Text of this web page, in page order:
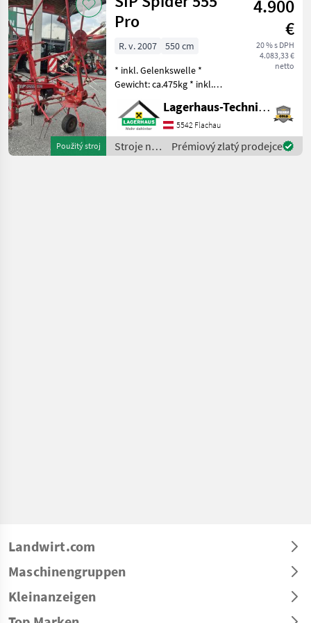
objemových
krmív /
Krone
Použitý stroj
Pro
4.900
€
20 % s DPH
4.083,33 €
netto
R. v. 2007
550 cm
* inkl. Gelenkswelle *
Gewicht: ca.475kg * inkl.
Tastrad * hydraulisch
klappbar * mech.
Grenzstreueinrichtung Wir
bitten telefonisch oder per
Mail Ihren Besuc
Lagerhaus-Technik Flachau
5542 Flachau
Stroje na
zber
Prémiový zlatý prodejce
Landwirt.com
Maschinengruppen
Kleinanzeigen